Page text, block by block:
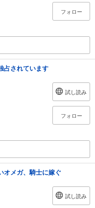
フォロー
占されています
試し読み
フォロー
オメガ、騎士に嫁ぐ
試し読み